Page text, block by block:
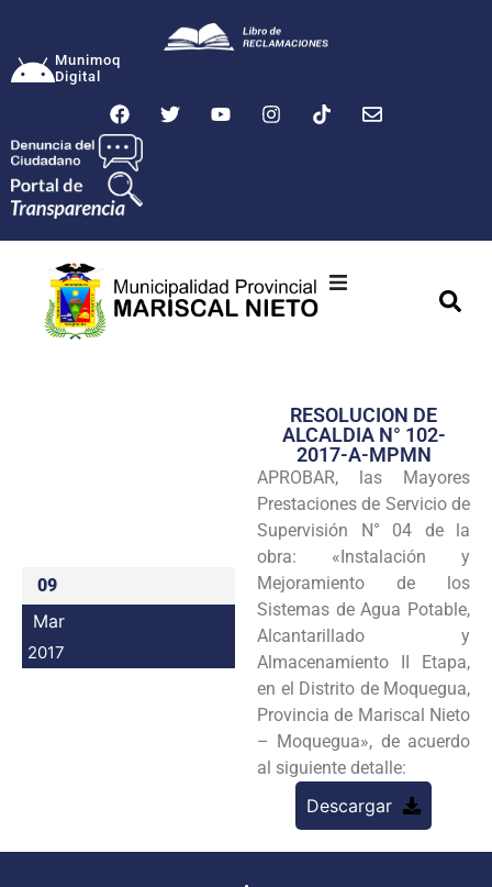
Munimoq
Digital
Transparencia
Seguridad
Programas
Intranet
09
Mar
2017
RESOLUCION DE
ALCALDIA N° 102-
2017-A-MPMN
APROBAR, las Mayores
Prestaciones de Servicio de
Supervisión N° 04 de la
obra: «Instalación y
Mejoramiento de los
Sistemas de Agua Potable,
Alcantarillado y
Almacenamiento II Etapa,
en el Distrito de Moquegua,
Provincia de Mariscal Nieto
– Moquegua», de acuerdo
al siguiente detalle:
Descargar